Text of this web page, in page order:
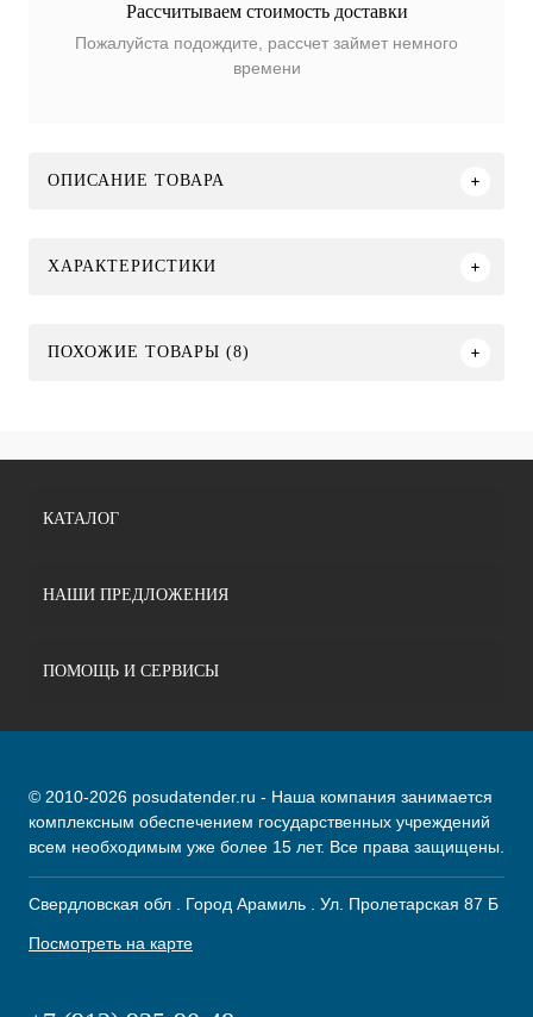
Рассчитываем стоимость доставки
Пожалуйста подождите, рассчет займет немного
времени
ОПИСАНИЕ ТОВАРА
ХАРАКТЕРИСТИКИ
ПОХОЖИЕ ТОВАРЫ (8)
КАТАЛОГ
НАШИ ПРЕДЛОЖЕНИЯ
ПОМОЩЬ И СЕРВИСЫ
© 2010-2026 posudatender.ru - Наша компания занимается
комплексным обеспечением государственных учреждений
всем необходимым уже более 15 лет. Все права защищены.
Свердловская обл . Город Арамиль . Ул. Пролетарская 87 Б
Посмотреть на карте